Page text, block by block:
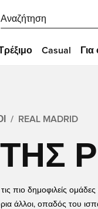
Αναζήτηση
Casual
REAL MADRID
πιο δημοφιλείς ομάδες
άλλοι, οπαδός του